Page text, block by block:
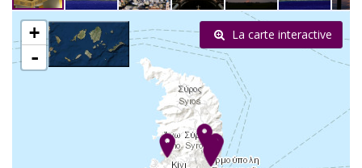
+
-
La carte interactive